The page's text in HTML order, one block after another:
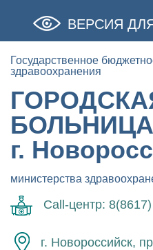
ВЕРСИЯ
Государственное
здравоохранения
г.
министерства
Call-центр:
г. Новороссийск,